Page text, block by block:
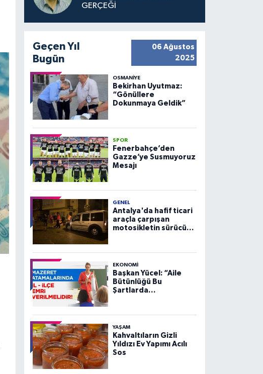
GERÇEĞİ
Geçen Yıl
Bugün
06 Ağustos
2025
OSMANIYE
Bekirhan Uyutmaz:
“Gönüllere
Dokunmaya Geldik”
SPOR
Fenerbahçe’den
Gazze’ye Susmuyoruz
Mesajı
GENEL
Antalya'da hafif ticari
araçla çarpışan
motosikletin sürücüsü
EKONOMI
Başkan Yücel: “Aile
Bütünlüğü Bu
Şartlarda
YAŞAM
Kahvaltıların Gizli
Yıldızı Ev Yapımı Acılı
Sos